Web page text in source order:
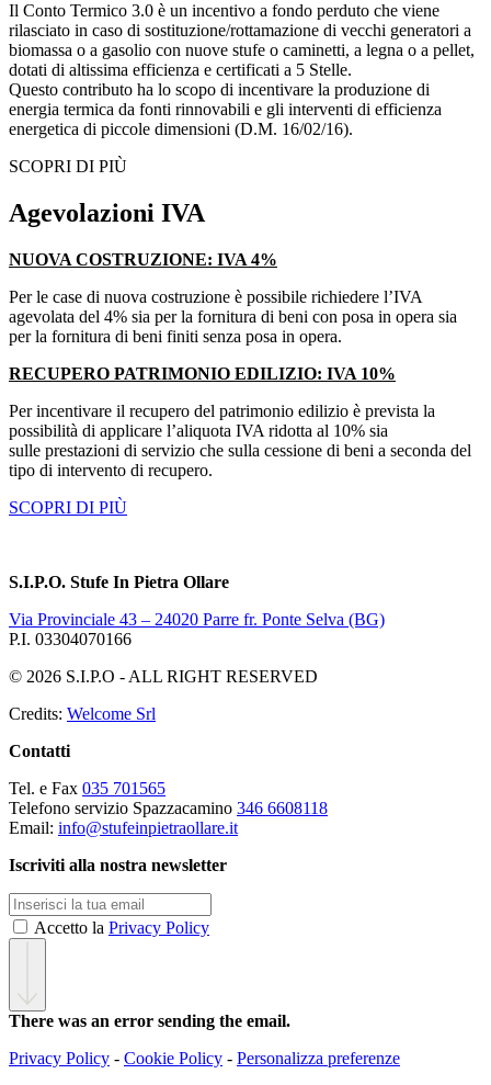
Il Conto Termico 3.0 è un incentivo a fondo perduto che viene
rilasciato in caso di sostituzione/rottamazione di vecchi generatori a
biomassa o a gasolio con nuove stufe o caminetti, a legna o a pellet,
dotati di altissima efficienza e certificati a 5 Stelle.
Questo contributo ha lo scopo di incentivare la produzione di
energia termica da fonti rinnovabili e gli interventi di efficienza
energetica di piccole dimensioni (D.M. 16/02/16).
SCOPRI DI PIÙ
Agevolazioni IVA
NUOVA COSTRUZIONE: IVA 4%
Per le case di nuova costruzione è possibile richiedere l’IVA
agevolata del 4% sia per la fornitura di beni con posa in opera sia
per la fornitura di beni finiti senza posa in opera.
RECUPERO PATRIMONIO EDILIZIO: IVA 10%
Per incentivare il recupero del patrimonio edilizio è prevista la
possibilità di applicare l’aliquota IVA ridotta al 10% sia
sulle prestazioni di servizio che sulla cessione di beni a seconda del
tipo di intervento di recupero.
SCOPRI DI PIÙ
S.I.P.O. Stufe In Pietra Ollare
Via Provinciale 43 – 24020 Parre fr. Ponte Selva (BG)
P.I. 03304070166
© 2026 S.I.P.O - ALL RIGHT RESERVED
Credits: Welcome Srl
Contatti
Tel. e Fax 035 701565
Telefono servizio Spazzacamino 346 6608118
Email: info@stufeinpietraollare.it
Iscriviti alla nostra newsletter
Accetto la Privacy Policy
There was an error sending the email.
Privacy Policy - Cookie Policy - Personalizza preferenze